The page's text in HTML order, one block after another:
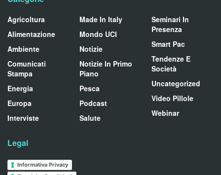
Agricoltura
Alimentazione
Ambiente
Comunicati
Stampa
Energia
Europa
Interviste
Made In Italy
Mondo UCI
Notizie
Notizie In Primo
Piano
Pesca
Podcast
Salute
Seminari In
Presenza
Smart Pac
Tendenze E
Società
Uncategorized
Video Pillole
Webinar
Legal
Informativa Privacy